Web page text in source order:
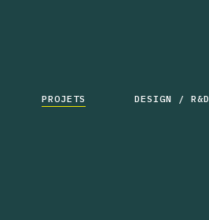
PROJETS DESIGN / R&D